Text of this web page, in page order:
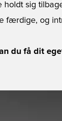
holdt sig
færdige, og
du få dit